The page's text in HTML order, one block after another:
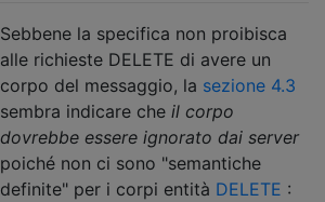
Sebbene la specifica non proibisca
alle richieste DELETE di avere un
corpo del messaggio, la sezione 4.3
sembra indicare che il corpo
dovrebbe essere ignorato dai server
poiché non ci sono "semantiche
definite" per i corpi entità DELETE :